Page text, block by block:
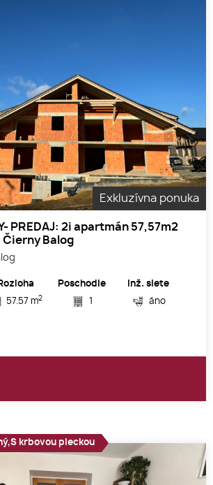
Exkluzívna ponuka
PREDAJ: 2i apartmán 57,57m2
Čierny Balog
57.57 m2
Poschodie
1
Inž. siete
áno
krbovou pieckou